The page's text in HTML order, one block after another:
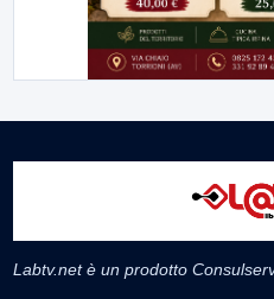
Labtv.net è un prodotto